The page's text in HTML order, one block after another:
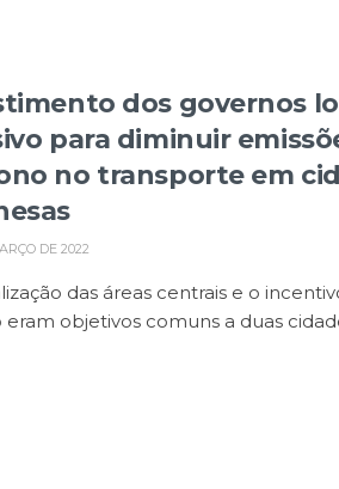
dos governos
para diminuir
no transporte em
DE 2022
das áreas centrais e o
objetivos comuns a duas